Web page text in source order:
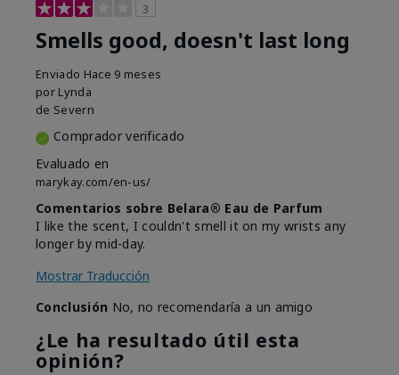
3
Smells good, doesn't last long
Enviado Hace 9 meses
por Lynda
de Severn
Comprador verificado
Evaluado en
marykay.com/en-us/
Comentarios sobre Belara® Eau de Parfum
I like the scent, I couldn't smell it on my wrists any
longer by mid-day.
Mostrar Traducción
Conclusión No, no recomendaría a un amigo
¿Le ha resultado útil esta
opinión?